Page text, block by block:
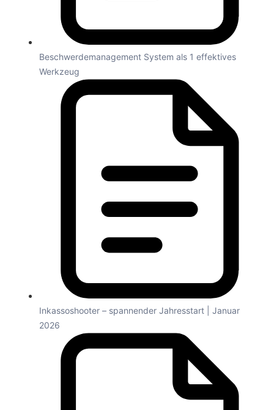
Beschwerdemanagement System als 1 effektives
Werkzeug
Inkassoshooter – spannender Jahresstart | Januar
2026